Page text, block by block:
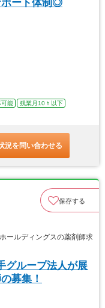
ポート体制◎
可能
残業月10ｈ以下
況を問い合わせる
保存する
ールディングスの薬剤師求
グループ法人が展
募集！